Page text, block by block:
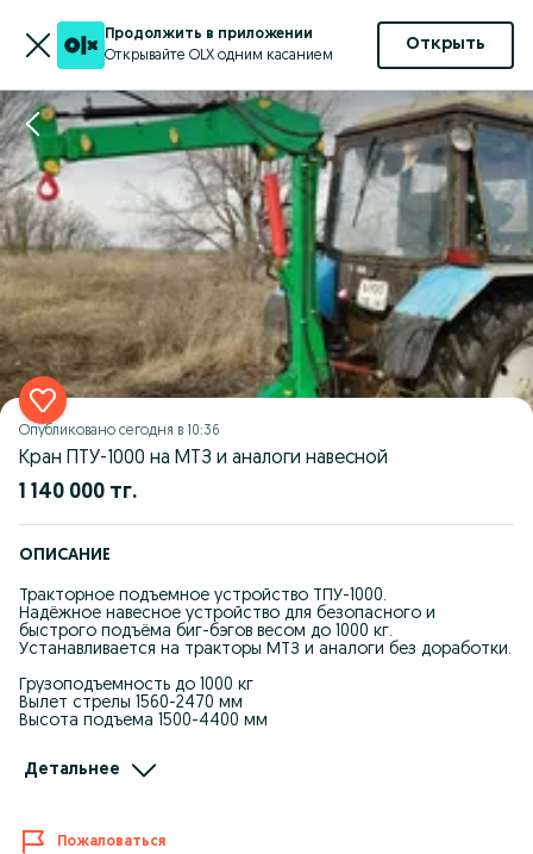
Продолжить в приложении
Открывайте OLX одним касанием
Открыть
Опубликовано сегодня в 10:36
Кран ПТУ-1000 на МТЗ и аналоги навесной
1 140 000 тг.
ОПИСАНИЕ
Тракторное подъемное устройство ТПУ-1000.
Надёжное навесное устройство для безопасного и
быстрого подъёма биг-бэгов весом до 1000 кг.
Устанавливается на тракторы МТЗ и аналоги без доработки.
Грузоподъемность до 1000 кг
Вылет стрелы 1560-2470 мм
Высота подъема 1500-4400 мм
удобрения, семена или корма без лопаты и лишнего труда.
нагрузку на персонал.
Детальнее
Пожаловаться